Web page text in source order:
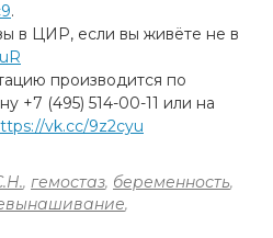
.
в ЦИР, если вы живёте не в
производится по
+7 (495) 514-00-11 или на
vk.cc/9z2cyu
, гемостаз, беременность,
,